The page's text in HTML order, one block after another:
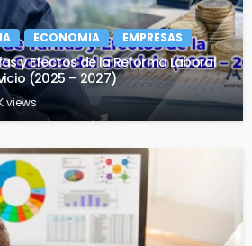
ECONOMIA EMPRESAS
y Efectos de la Reforma Laboral
(2025 – 2027)
views